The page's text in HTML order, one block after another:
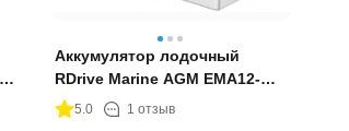
Аккумулятор лодочный
RDrive Marine AGM EMA12-
107, 107 Ач
5.0 1 отзыв